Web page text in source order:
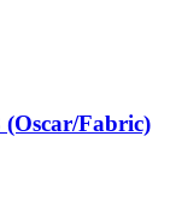
Fabric)